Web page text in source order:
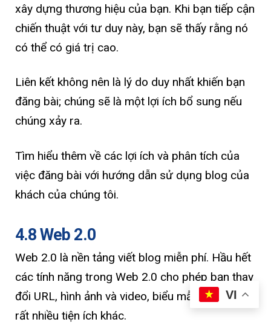
xây dựng thương hiệu của bạn. Khi bạn tiếp cận
chiến thuật với tư duy này, bạn sẽ thấy rằng nó
có thể có giá trị cao.
Liên kết không nên là lý do duy nhất khiến bạn
đăng bài; chúng sẽ là một lợi ích bổ sung nếu
chúng xảy ra.
Tìm hiểu thêm về các lợi ích và phân tích của
việc đăng bài với hướng dẫn sử dụng blog của
khách của chúng tôi.
4.8 Web 2.0
Web 2.0 là nền tảng viết blog miễn phí. Hầu hết
các tính năng trong Web 2.0 cho phép bạn thay
đổi URL, hình ảnh và video, biểu mẫu liên hệ và
rất nhiều tiện ích khác.
VI